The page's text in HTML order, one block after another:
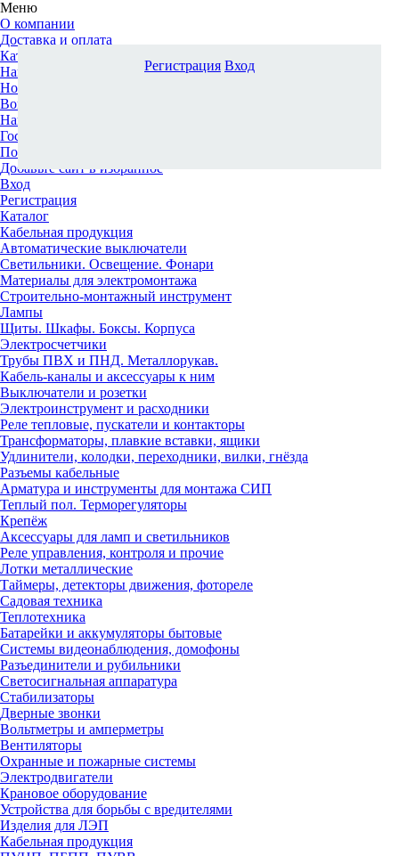
Меню
О компании
Доставка и оплата
Каталог
Наши офисы
Новости и новинки
Вопрос-ответ
Наша команда
Гос. заказчикам
Поставщикам
Добавьте сайт в избранное
Вход
Регистрация
Каталог
Кабельная продукция
Автоматические выключатели
Светильники. Освещение. Фонари
Материалы для электромонтажа
Строительно-монтажный инструмент
Лампы
Щиты. Шкафы. Боксы. Корпуса
Электросчетчики
Трубы ПВХ и ПНД. Металлорукав.
Кабель-каналы и аксессуары к ним
Выключатели и розетки
Электроинструмент и расходники
Реле тепловые, пускатели и контакторы
Трансформаторы, плавкие вставки, ящики
Удлинители, колодки, переходники, вилки, гнёзда
Разъемы кабельные
Арматура и инструменты для монтажа СИП
Теплый пол. Терморегуляторы
Крепёж
Аксессуары для ламп и светильников
Реле управления, контроля и прочие
Лотки металлические
Таймеры, детекторы движения, фотореле
Садовая техника
Теплотехника
Батарейки и аккумуляторы бытовые
Системы видеонаблюдения, домофоны
Разъединители и рубильники
Светосигнальная аппаратура
Стабилизаторы
Дверные звонки
Вольтметры и амперметры
Вентиляторы
Охранные и пожарные системы
Электродвигатели
Крановое оборудование
Устройства для борьбы с вредителями
Изделия для ЛЭП
Кабельная продукция
Регистрация Вход